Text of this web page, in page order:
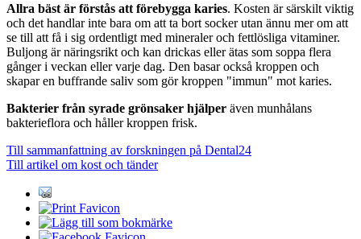
Allra bäst är förstås att förebygga karies. Kosten är särskilt viktig
och det handlar inte bara om att ta bort socker utan ännu mer om att
se till att få i sig ordentligt med mineraler och fettlösliga vitaminer.
Buljong är näringsrikt och kan drickas eller ätas som soppa flera
gånger i veckan eller varje dag. Den basar också kroppen och
skapar en buffrande saliv som gör kroppen "immun" mot karies.
Bakterier från syrade grönsaker hjälper även munhålans
bakterieflora och håller kroppen frisk.
Till sammanfattning av forskningen på Dental24
Till artikel om kost och tänder